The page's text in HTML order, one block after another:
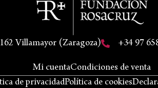
Villamayor (Zaragoza) +34 97
Mi cuentaCondiciones de venta
de privacidadPolítica de cookies